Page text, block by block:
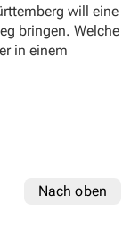
will eine
bringen. Welche
in einem
Nach oben